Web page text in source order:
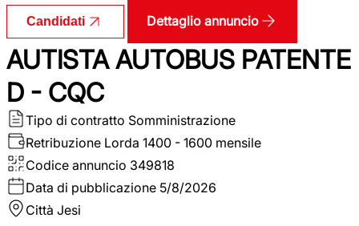
Candidati Dettaglio annuncio
AUTISTA AUTOBUS PATENTE
D - CQC
Tipo di contratto Somministrazione
Retribuzione Lorda 1400 - 1600 mensile
Codice annuncio 349818
Data di pubblicazione 5/8/2026
Città Jesi